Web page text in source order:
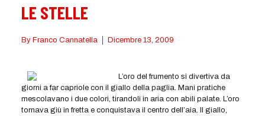
LE STELLE
ByFranco Cannatella Dicembre 13, 2009
L’oro del frumento si divertiva da
giorni a far capriole con il giallo della paglia. Mani pratiche
mescolavano i due colori, tirandoli in aria con abili palate. L’oro
tornava giù in fretta e conquistava il centro dell’aia. Il giallo,